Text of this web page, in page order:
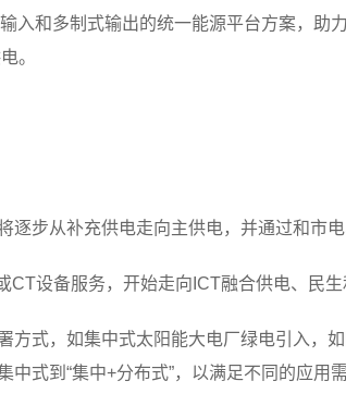
入和多制式输出的统一能源平台方案，助
。
步从补充供电走向主供电，并通过和市
设备服务，开始走向ICT融合供电、民生
方式，如集中式太阳能大电厂绿电引入，
式到“集中+分布式”，以满足不同的应用需